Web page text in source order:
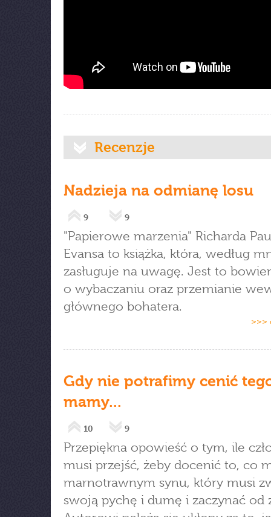
Recenzje
Nadzieja na odmianę losu
9 9
"Papierowe marzenia" Richarda
Evansa to książka, która, według
zasługuje na uwagę. Jest to
o wybaczaniu oraz przemianie
głównego bohatera.
>>>
Gdy nie potrafimy cenić
mamy...
10 9
Przepiękna opowieść o tym, ile
musi przejść, żeby docenić to, co
marnotrawnym synu, który musi
swoją pychę i dumę i zaczynać od